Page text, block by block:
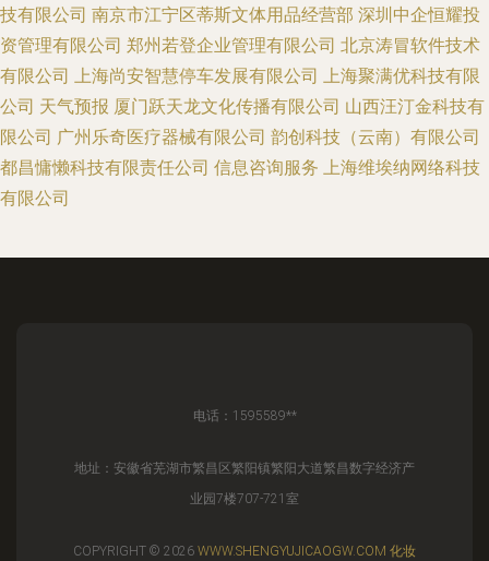
技有限公司 南京市江宁区蒂斯文体用品经营部 深圳中企恒耀投
资管理有限公司 郑州若登企业管理有限公司 北京涛冒软件技术
有限公司 上海尚安智慧停车发展有限公司 上海聚满优科技有限
公司 天气预报 厦门跃天龙文化传播有限公司 山西汪汀金科技有
限公司 广州乐奇医疗器械有限公司 韵创科技（云南）有限公司
都昌慵懒科技有限责任公司 信息咨询服务 上海维埃纳网络科技
有限公司
电话：1595589**
地址：安徽省芜湖市繁昌区繁阳镇繁阳大道繁昌数字经济产
业园7楼707-721室
COPYRIGHT © 2026 WWW.SHENGYUJICAOGW.COM 化妆